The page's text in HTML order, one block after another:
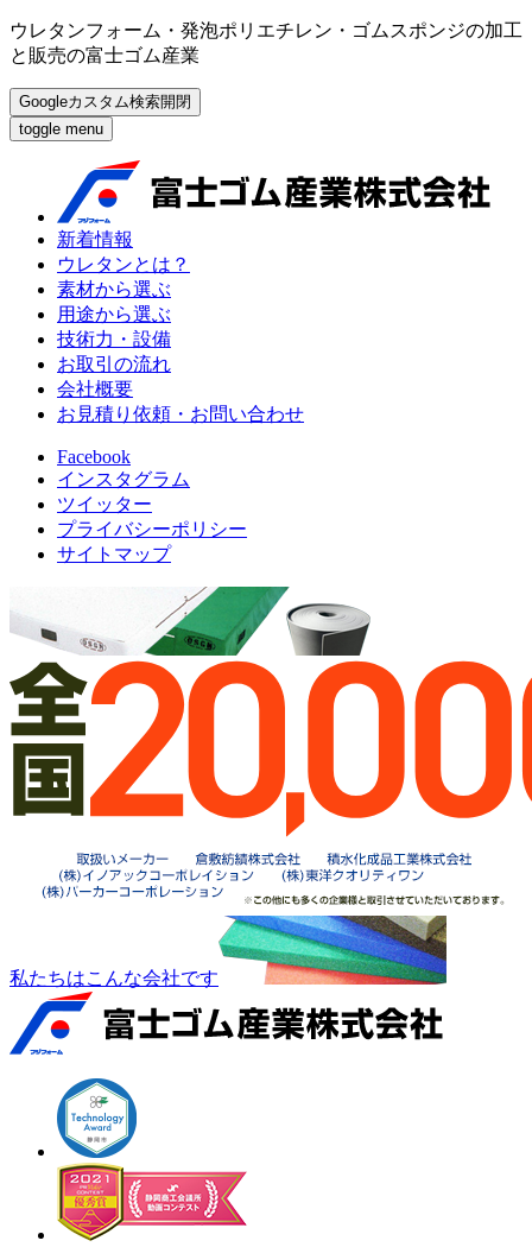
ウレタンフォーム・発泡ポリエチレン・ゴムスポンジの加工
と販売の富士ゴム産業
Googleカスタム検索開閉
toggle menu
新着情報
ウレタンとは？
素材から選ぶ
用途から選ぶ
技術力・設備
お取引の流れ
会社概要
お見積り依頼・お問い合わせ
Facebook
インスタグラム
ツイッター
プライバシーポリシー
サイトマップ
私たちはこんな会社です